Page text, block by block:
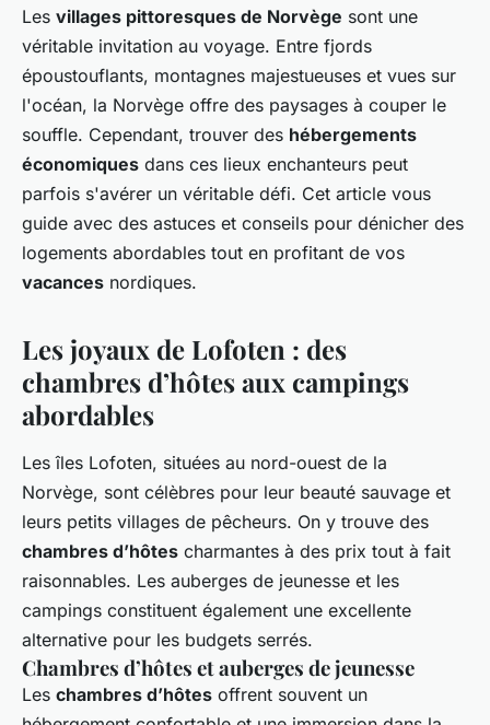
Comment trouver des
hébergements économiques
dans les villages pittoresques
de Norvège?
Constance 27 juin 2024 5 min de lecture
Les villages pittoresques de Norvège sont une
véritable invitation au voyage. Entre fjords
époustouflants, montagnes majestueuses et vues sur
l'océan, la Norvège offre des paysages à couper le
souffle. Cependant, trouver des hébergements
économiques dans ces lieux enchanteurs peut
parfois s'avérer un véritable défi. Cet article vous
guide avec des astuces et conseils pour dénicher des
logements abordables tout en profitant de vos
vacances nordiques.
Les joyaux de Lofoten : des
chambres d’hôtes aux campings
abordables
Les îles Lofoten, situées au nord-ouest de la
Norvège, sont célèbres pour leur beauté sauvage et
leurs petits villages de pêcheurs. On y trouve des
chambres d’hôtes charmantes à des prix tout à fait
raisonnables. Les auberges de jeunesse et les
campings constituent également une excellente
alternative pour les budgets serrés.
Chambres d’hôtes et auberges de jeunesse
Les chambres d’hôtes offrent souvent un